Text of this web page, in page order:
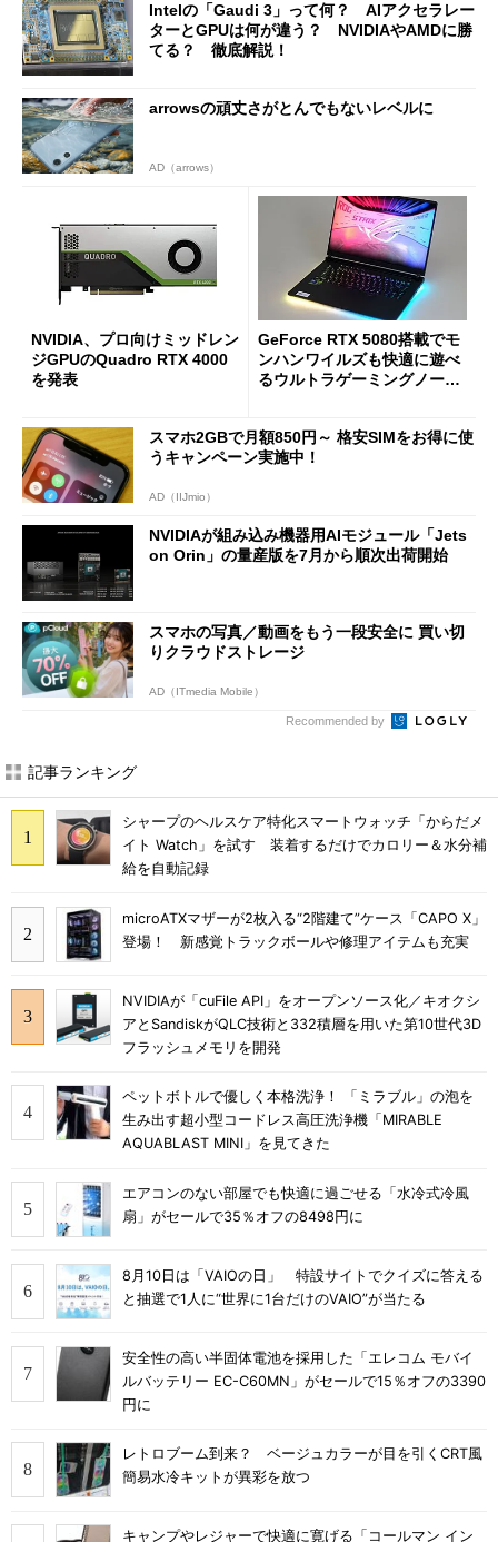
Intelの「Gaudi 3」って何？ AIアクセラレー
ターとGPUは何が違う？ NVIDIAやAMDに勝
てる？ 徹底解説！
arrowsの頑丈さがとんでもないレベルに
AD（arrows）
NVIDIA、プロ向けミッドレン
ジGPUのQuadro RTX 4000
を発表
GeForce RTX 5080搭載でモ
ンハンワイルズも快適に遊べ
るウルトラゲーミングノート
た目も豪華
スマホ2GBで月額850円～ 格安SIMをお得に使
うキャンペーン実施中！
AD（IIJmio）
NVIDIAが組み込み機器用AIモジュール「Jets
on Orin」の量産版を7月から順次出荷開始
スマホの写真／動画をもう一段安全に 買い切
りクラウドストレージ
AD（ITmedia Mobile）
Recommended by
記事ランキング
シャープのヘルスケア特化スマートウォッチ「からだメ
イト Watch」を試す 装着するだけでカロリー＆水分補
給を自動記録
microATXマザーが2枚入る“2階建て”ケース「CAPO X」
登場！ 新感覚トラックボールや修理アイテムも充実
NVIDIAが「cuFile API」をオープンソース化／キオクシ
アとSandiskがQLC技術と332積層を用いた第10世代3D
フラッシュメモリを開発
ペットボトルで優しく本格洗浄！ 「ミラブル」の泡を
生み出す超小型コードレス高圧洗浄機「MIRABLE
AQUABLAST MINI」を見てきた
エアコンのない部屋でも快適に過ごせる「水冷式冷風
扇」がセールで35％オフの8498円に
8月10日は「VAIOの日」 特設サイトでクイズに答える
と抽選で1人に“世界に1台だけのVAIO”が当たる
安全性の高い半固体電池を採用した「エレコム モバイ
ルバッテリー EC-C60MN」がセールで15％オフの3390
円に
レトロブーム到来？ ベージュカラーが目を引くCRT風
簡易水冷キットが異彩を放つ
キャンプやレジャーで快適に寛げる「コールマン イン